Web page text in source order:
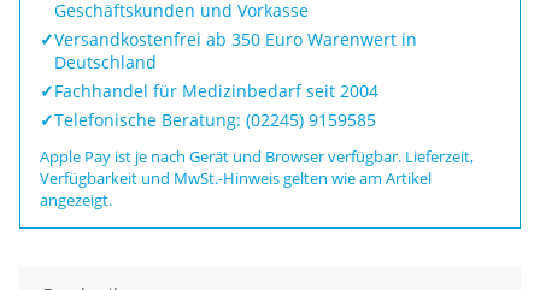
Geschäftskunden und Vorkasse
✓Versandkostenfrei ab 350 Euro Warenwert in
Deutschland
✓Fachhandel für Medizinbedarf seit 2004
✓Telefonische Beratung: (02245) 9159585
Apple Pay ist je nach Gerät und Browser verfügbar. Lieferzeit,
Verfügbarkeit und MwSt.-Hinweis gelten wie am Artikel
angezeigt.